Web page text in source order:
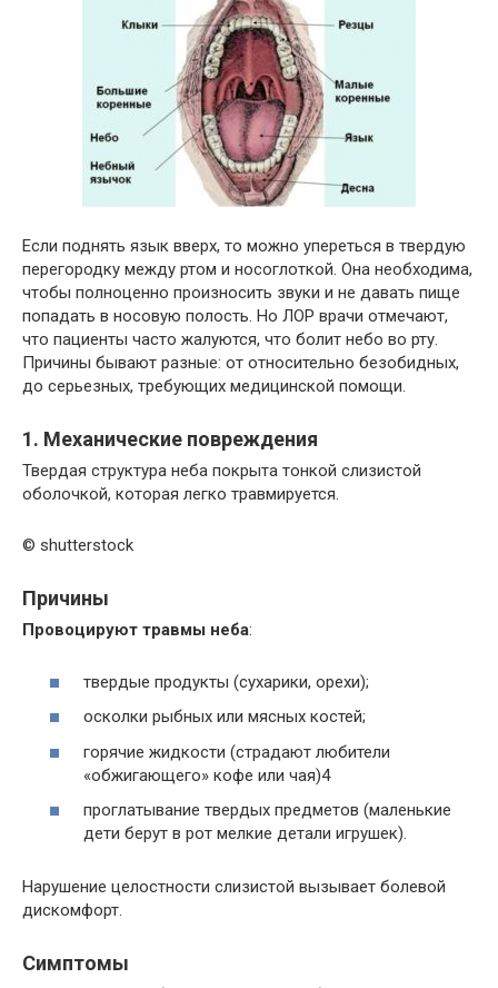
Если поднять язык вверх, то можно упереться в твердую
перегородку между ртом и носоглоткой. Она необходима,
чтобы полноценно произносить звуки и не давать пище
попадать в носовую полость. Но ЛОР врачи отмечают,
что пациенты часто жалуются, что болит небо во рту.
Причины бывают разные: от относительно безобидных,
до серьезных, требующих медицинской помощи.
1. Механические повреждения
Твердая структура неба покрыта тонкой слизистой
оболочкой, которая легко травмируется.
© shutterstock
Причины
Провоцируют травмы неба:
твердые продукты (сухарики, орехи);
осколки рыбных или мясных костей;
горячие жидкости (страдают любители
«обжигающего» кофе или чая)4
проглатывание твердых предметов (маленькие
дети берут в рот мелкие детали игрушек).
Нарушение целостности слизистой вызывает болевой
дискомфорт.
Симптомы